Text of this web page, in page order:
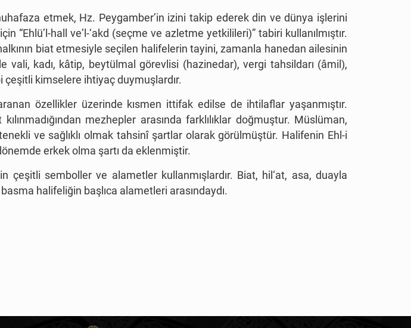
etmek, Hz. Peygamber’in izini takip ederek din ve dünya işlerini
“Ehlü’ l-hall ve’ l-‘akd (seçme ve azletme yetkilileri)” tabiri kullanılmıştır.
biat etmesiyle seçilen halifelerin tayini, zamanla hanedan ailesinin
vali, kadı, kâtip, beytülmal görevlisi (hazinedar), vergi tahsildarı (âmil),
kimselere ihtiyaç duymuşlardır.
özellikler üzerinde kısmen ittifak edilse de ihtilaflar yaşanmıştır.
mezhepler arasında farklılıklar doğmuştur. Müslüman,
ve sağlıklı olmak tahsinî şartlar olarak görülmüştür. Halifenin Ehl-i
erkek olma şartı da eklenmiştir.
semboller ve alametler kullanmışlardır. Biat, hil‘at, asa, duayla
halifeliğin başlıca alametleri arasındaydı.